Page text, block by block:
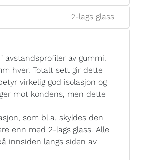
2-lags glass
avstandsprofiler av gummi.
hver. Totalt sett gir dette
virkelig god isolasjon og
mot kondens, men dette
som bl.a. skyldes den
enn med 2-lags glass. Alle
innsiden langs siden av